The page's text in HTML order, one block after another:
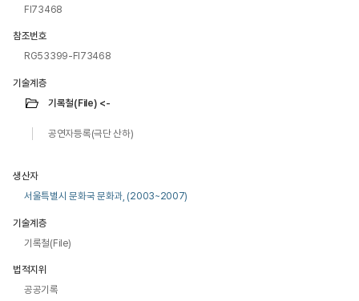
FI73468
참조번호
RG53399-FI73468
기술계층
기록철(File) <-
공연자등록(극단 산하)
생산자
서울특별시 문화국 문화과, (2003~2007)
기술계층
기록철(File)
법적지위
공공기록